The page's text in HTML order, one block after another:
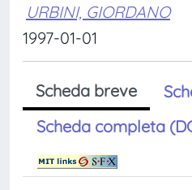
URBINI, GIORDANO
1997-01-01
Scheda breve
Scheda completa